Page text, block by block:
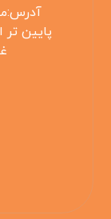
پایین تر